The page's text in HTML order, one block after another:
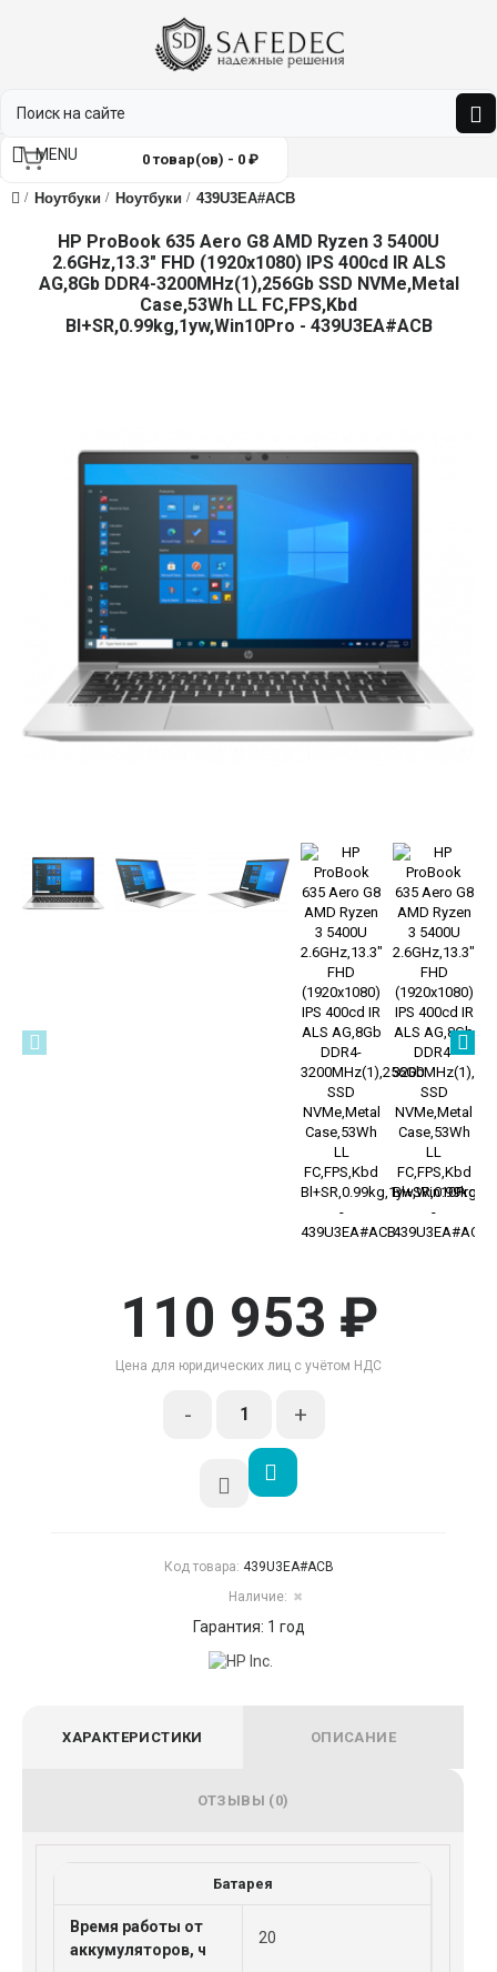
0 товар(ов) - 0 ₽
MENU
Ноутбуки Ноутбуки 439U3EA#ACB
HP ProBook 635 Aero G8 AMD Ryzen 3 5400U
2.6GHz,13.3" FHD (1920x1080) IPS 400cd IR ALS
AG,8Gb DDR4-3200MHz(1),256Gb SSD NVMe,Metal
Case,53Wh LL FC,FPS,Kbd
Bl+SR,0.99kg,1yw,Win10Pro - 439U3EA#ACB
ХАРАКТЕРИСТИКИ ОПИСАНИЕ
ОТЗЫВЫ (0)
Батарея
Время работы от
аккумуляторов, ч
20
110 953 ₽
Цена для юридических лиц с учётом НДС
- +
Код товара: 439U3EA#ACB
Наличие: ✖
Гарантия: 1 год